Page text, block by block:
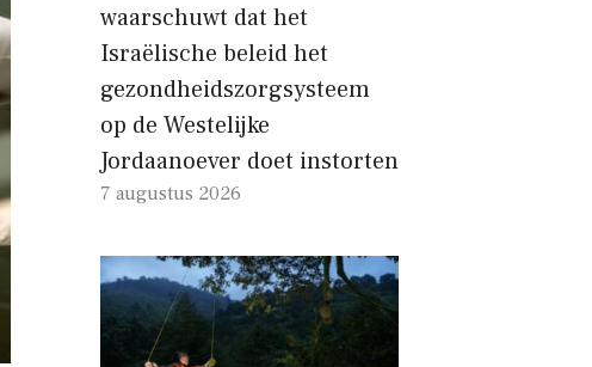
waarschuwt dat het
Israëlische beleid het
gezondheidszorgsysteem
op de Westelijke
Jordaanoever doet instorten
7 augustus 2026